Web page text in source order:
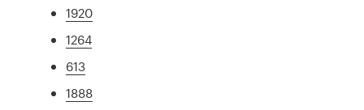
1920
1264
613
1888